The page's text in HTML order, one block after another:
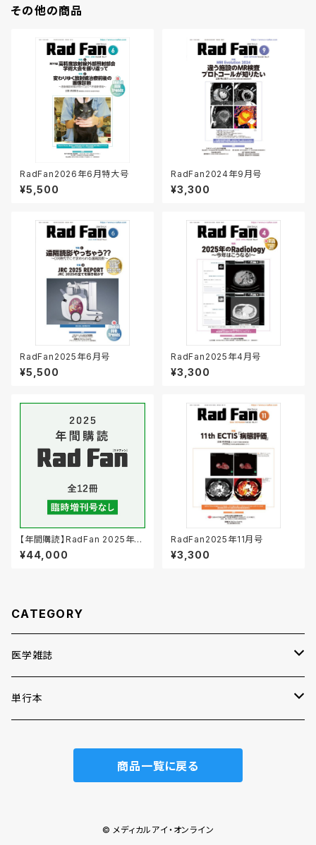
その他の商品
RadFan2026年6月特大号
¥5,500
RadFan2024年9月号
¥3,300
RadFan2025年6月号
¥5,500
RadFan2025年4月号
¥3,300
【年間購読】RadFan 2025年ま
とめ買い【臨時増刊号 含まな
い】
¥44,000
RadFan2025年11月号
¥3,300
CATEGORY
医学雑誌
月刊RadFan
2023年_まとめ買い
単行本
商品一覧に戻る
© メディカルアイ・オンライン